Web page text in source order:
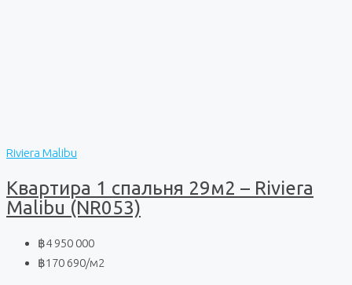
Riviera Malibu
Квартира 1 спальня 29м2 – Riviera
Malibu (NR053)
฿4 950 000
฿170 690/м2